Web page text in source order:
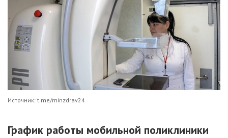
Источник: t.me/minzdrav24
График работы мобильной поликлиники